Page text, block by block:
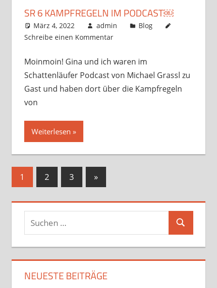
SR 6 KAMPFREGELN IM PODCAST￼
März 4, 2022 admin
Blog
Schreibe einen Kommentar
Moinmoin! Gina und ich waren im
Schattenläufer Podcast von Michael Grassl zu
Gast und haben dort über die Kampfregeln
von
Weiterlesen
Seitennummerierung
Beiträge
1 2 3
Nächste
Beiträge
»
Suchen
nach:
Suchen
NEUESTE BEITRÄGE